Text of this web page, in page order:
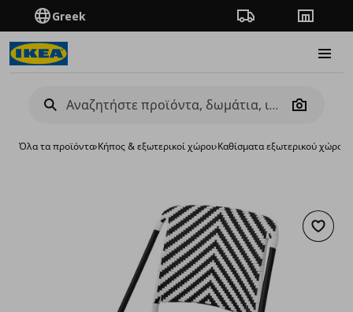
Greek Πορεία παραγγελίας
Camera
Όλα τα προϊόντα›Κήπος & εξωτερικοί χώροι›Καθίσματα εξωτερικού χώρου